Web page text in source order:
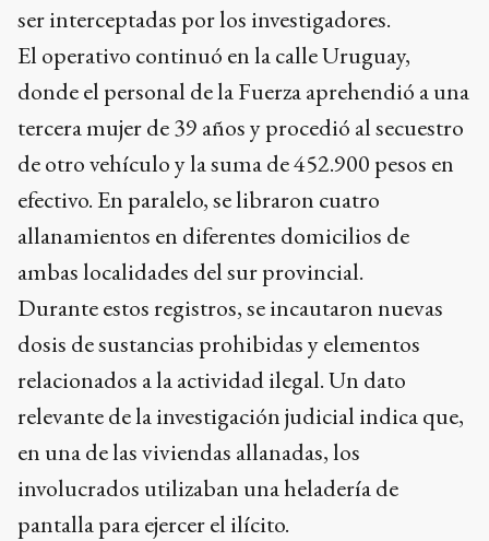
ser interceptadas por los investigadores.
El operativo continuó en la calle Uruguay,
donde el personal de la Fuerza aprehendió a una
tercera mujer de 39 años y procedió al secuestro
de otro vehículo y la suma de 452.900 pesos en
efectivo. En paralelo, se libraron cuatro
allanamientos en diferentes domicilios de
ambas localidades del sur provincial.
Durante estos registros, se incautaron nuevas
dosis de sustancias prohibidas y elementos
relacionados a la actividad ilegal. Un dato
relevante de la investigación judicial indica que,
en una de las viviendas allanadas, los
involucrados utilizaban una heladería de
pantalla para ejercer el ilícito.